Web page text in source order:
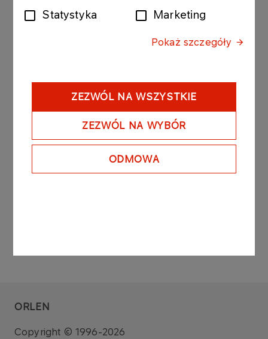
Statystyka Marketing
Pokaż szczegóły
ZEZWÓL NA WSZYSTKIE
ZEZWÓL NA WYBÓR
ODMOWA
Skarb Państwa / 98.329.515 / 64,49% / 53,19%
Nationale Nederlanden OFE / 11.753.356 / 7,71% /
Podstawą prawną przekazania raportu bieżącego
jest Art.70 pkt.3 Ustawy z dnia 29 lipca 2005 roku
o ofercie publicznej i warunkach wprowadzenia
instrumentów finansowych do zorganizowanego
systemu obrotu oraz o spółkach publicznych (tj.
Dz. U. z 2019 r. poz. 623).
ORLEN
Copyright © 1996-2026